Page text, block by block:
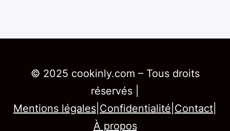
© 2025 cookinly.com – Tous droits
réservés |
Mentions légales Confidentialité Contact
À propos